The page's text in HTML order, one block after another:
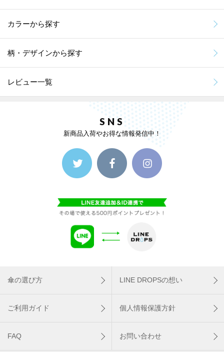
カラーから探す
柄・デザインから探す
レビュー一覧
SNS
新商品入荷やお得な情報発信中！
傘の選び方 LINE DROPSの想い
ご利用ガイド 個人情報保護方針
FAQ お問い合わせ